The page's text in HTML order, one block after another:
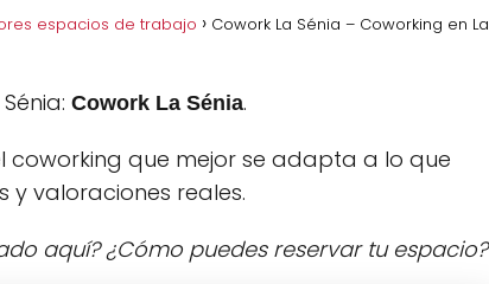
espacios de trabajo
Cowork La Sénia – Coworking en La
Cowork La Sénia.
que mejor se adapta a lo que
y valoraciones reales.
aquí? ¿Cómo puedes reservar tu espacio?